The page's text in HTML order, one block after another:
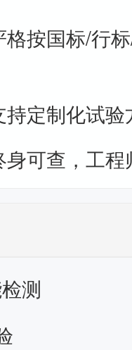
按国标/行
持定制化试
可查，工
测